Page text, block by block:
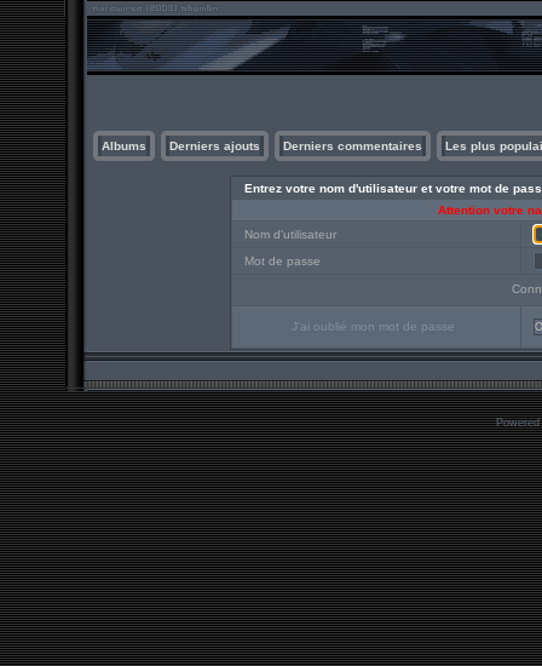
Albums Derniers ajouts Derniers commentaires Les plus
Entrez votre nom d'utilisateur et votre mot de
Attention votre
Nom d'utilisateur
Mot de passe
J'ai oublié mon mot de passe